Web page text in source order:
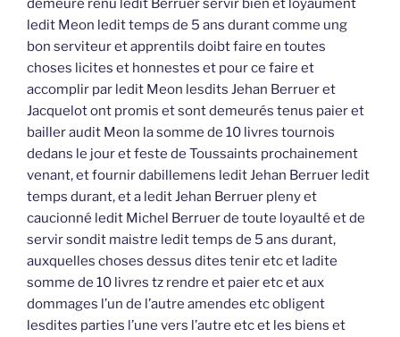
ledit Meon ledit temps de 5 ans durant comme ung
bon serviteur et apprentils doibt faire en toutes
choses licites et honnestes et pour ce faire et
accomplir par ledit Meon lesdits Jehan Berruer et
Jacquelot ont promis et sont demeurés tenus paier et
bailler audit Meon la somme de 10 livres tournois
dedans le jour et feste de Toussaints prochainement
venant, et fournir dabillemens ledit Jehan Berruer ledit
temps durant, et a ledit Jehan Berruer pleny et
caucionné ledit Michel Berruer de toute loyaulté et de
servir sondit maistre ledit temps de 5 ans durant,
auxquelles choses dessus dites tenir etc et ladite
somme de 10 livres tz rendre et paier etc et aux
dommages l’un de l’autre amendes etc obligent
lesdites parties l’une vers l’autre etc et les biens et